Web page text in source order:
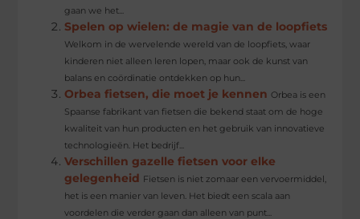
gaan we het...
Spelen op wielen: de magie van de loopfiets
Welkom in de wervelende wereld van de loopfiets, waar
kinderen niet alleen leren lopen, maar ook de kunst van
balans en coördinatie ontdekken op hun...
Orbea fietsen, die moet je kennen Orbea is een
Spaanse fabrikant van fietsen die bekend staat om de hoge
kwaliteit van hun producten en het gebruik van innovatieve
technologieën. Het bedrijf...
Verschillen gazelle fietsen voor elke
gelegenheid Fietsen is niet zomaar een vervoermiddel,
het is een manier van leven. Het biedt een scala aan
voordelen die verder gaan dan alleen van punt...